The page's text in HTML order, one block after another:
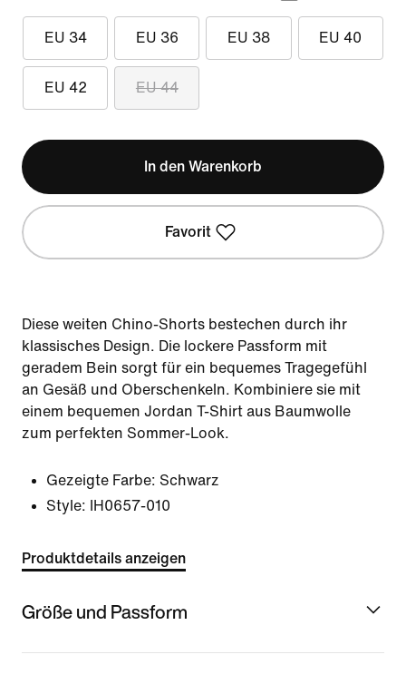
EU 34 EU 36 EU 38 EU 40
EU 42 EU 44
In den Warenkorb
Favorit
Diese weiten Chino-Shorts bestechen durch ihr
klassisches Design. Die lockere Passform mit
geradem Bein sorgt für ein bequemes Tragegefühl
an Gesäß und Oberschenkeln. Kombiniere sie mit
einem bequemen Jordan T-Shirt aus Baumwolle
zum perfekten Sommer-Look.
Gezeigte Farbe: Schwarz
Style:
IH0657-010
Produktdetails anzeigen
Größe und Passform